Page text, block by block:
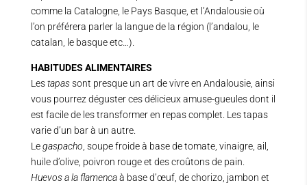
comme la Catalogne, le Pays Basque, et l’Andalousie où
l’on préférera parler la langue de la région (l’andalou, le
catalan, le basque etc…).
HABITUDES ALIMENTAIRES
Lestapassont presque un art de vivre en Andalousie, ainsi
vous pourrez déguster ces délicieux amuse-gueules dont il
est facile de les transformer en repas complet. Les tapas
varie d’un bar à un autre.
Legaspacho , soupe froide à base de tomate, vinaigre, ail,
huile d’olive, poivron rouge et des croûtons de pain.
Huevos a la flamencaà base d’œuf, de chorizo, jambon et